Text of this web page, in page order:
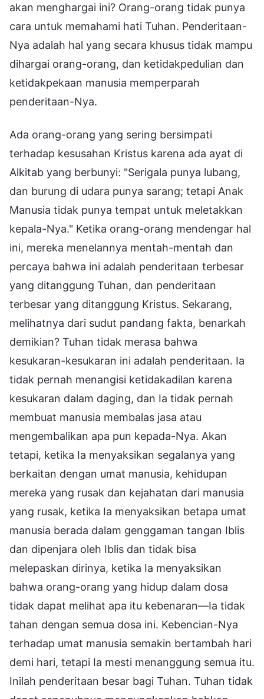
akan menghargai ini? Orang-orang tidak punya
cara untuk memahami hati Tuhan. Penderitaan-
Nya adalah hal yang secara khusus tidak mampu
dihargai orang-orang, dan ketidakpedulian dan
ketidakpekaan manusia memperparah
penderitaan-Nya.
Ada orang-orang yang sering bersimpati
terhadap kesusahan Kristus karena ada ayat di
Alkitab yang berbunyi: "Serigala punya lubang,
dan burung di udara punya sarang; tetapi Anak
Manusia tidak punya tempat untuk meletakkan
kepala-Nya." Ketika orang-orang mendengar hal
ini, mereka menelannya mentah-mentah dan
percaya bahwa ini adalah penderitaan terbesar
yang ditanggung Tuhan, dan penderitaan
terbesar yang ditanggung Kristus. Sekarang,
melihatnya dari sudut pandang fakta, benarkah
demikian? Tuhan tidak merasa bahwa
kesukaran-kesukaran ini adalah penderitaan. Ia
tidak pernah menangisi ketidakadilan karena
kesukaran dalam daging, dan Ia tidak pernah
membuat manusia membalas jasa atau
mengembalikan apa pun kepada-Nya. Akan
tetapi, ketika Ia menyaksikan segalanya yang
berkaitan dengan umat manusia, kehidupan
mereka yang rusak dan kejahatan dari manusia
yang rusak, ketika Ia menyaksikan betapa umat
manusia berada dalam genggaman tangan Iblis
dan dipenjara oleh Iblis dan tidak bisa
melepaskan dirinya, ketika Ia menyaksikan
bahwa orang-orang yang hidup dalam dosa
tidak dapat melihat apa itu kebenaran—Ia tidak
tahan dengan semua dosa ini. Kebencian-Nya
terhadap umat manusia semakin bertambah hari
demi hari, tetapi Ia mesti menanggung semua itu.
Inilah penderitaan besar bagi Tuhan. Tuhan tidak